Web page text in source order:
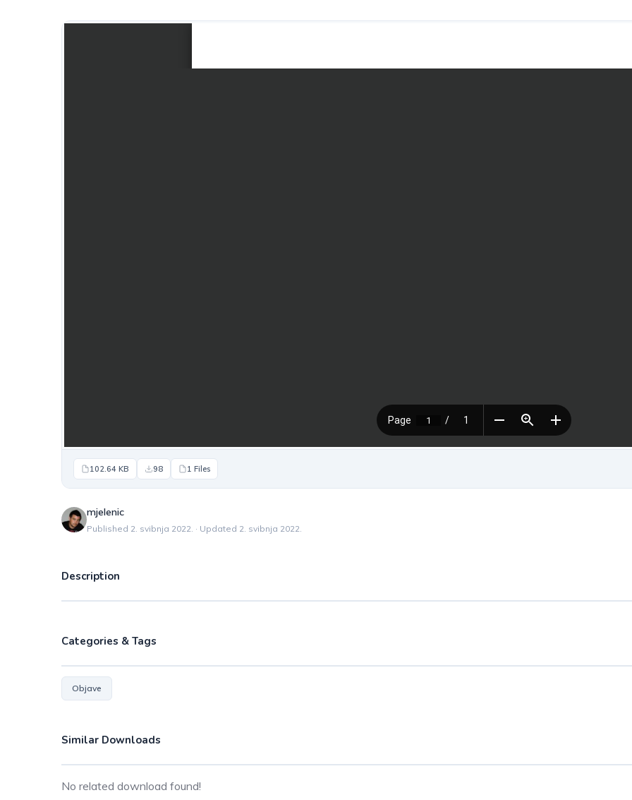
102.64 KB 98 1 Files
mjelenic
Published 2. svibnja 2022. · Updated 2. svibnja 2022.
Description
Categories & Tags
Objave
Similar Downloads
No related download found!